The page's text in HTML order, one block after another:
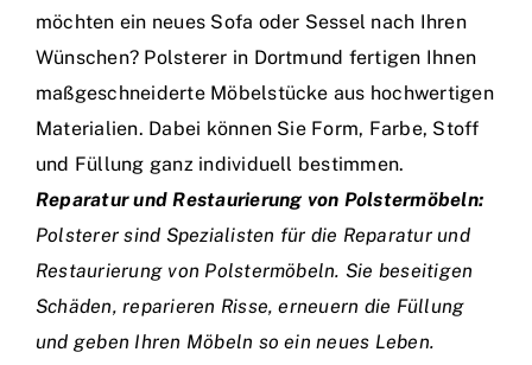
möchten ein neues Sofa oder Sessel nach Ihren
Wünschen? Polsterer in Dortmund fertigen Ihnen
maßgeschneiderte Möbelstücke aus hochwertigen
Materialien. Dabei können Sie Form, Farbe, Stoff
und Füllung ganz individuell bestimmen.
Reparatur und Restaurierung von Polstermöbeln:
Polsterer sind Spezialisten für die Reparatur und
Restaurierung von Polstermöbeln. Sie beseitigen
Schäden, reparieren Risse, erneuern die Füllung
und geben Ihren Möbeln so ein neues Leben.